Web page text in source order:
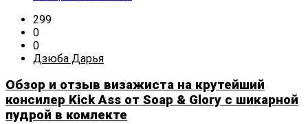
299
0
0
Дзюба Дарья
Обзор и отзыв визажиста на крутейший
консилер Kick Ass от Soap & Glory с шикарной
пудрой в комлекте